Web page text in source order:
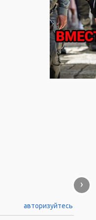
›
авторизуйтесь